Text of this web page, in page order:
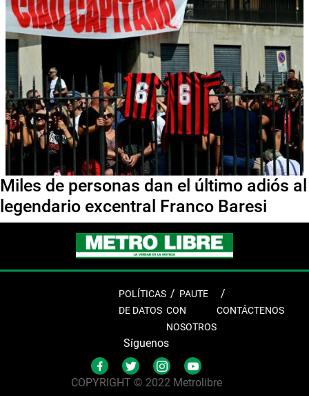
Miles de personas dan el último adiós al
legendario excentral Franco Baresi
POLÍTICAS
DE DATOS
PAUTE
CON
NOSOTROS
CONTÁCTENOS
Síguenos
COPYRIGHT © 2022 Metrolibre